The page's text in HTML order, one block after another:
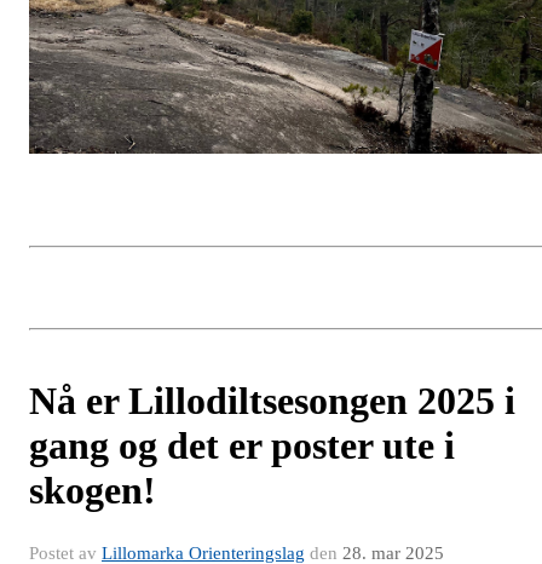
Nå er Lillodiltsesongen 2025 i
gang og det er poster ute i
skogen!
Postet av Lillomarka Orienteringslag den 28. mar 2025